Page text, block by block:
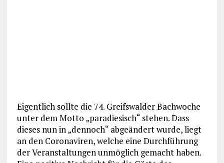
Eigentlich sollte die 74. Greifswalder Bachwoche
unter dem Motto „paradiesisch“ stehen. Dass
dieses nun in „dennoch“ abgeändert wurde, liegt
an den Coronaviren, welche eine Durchführung
der Veranstaltungen unmöglich gemacht haben.